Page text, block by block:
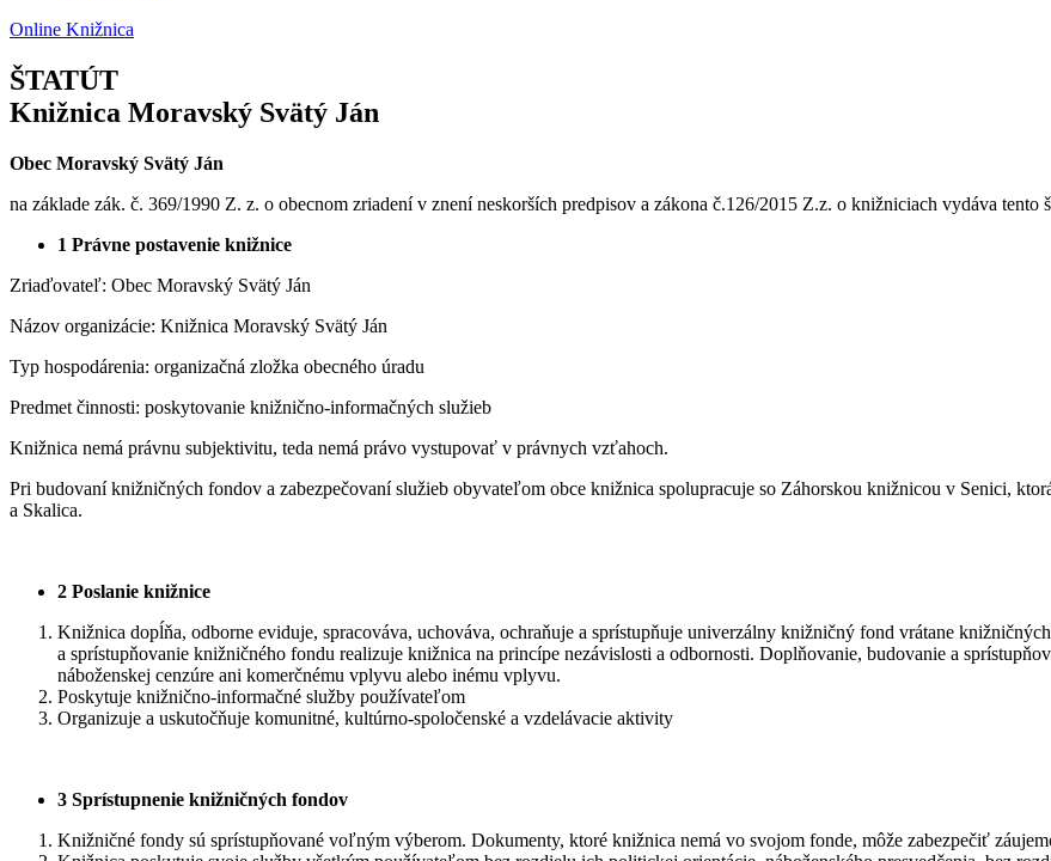
Online Knižnica
ŠTATÚT
Knižnica Moravský Svätý Ján
Obec Moravský Svätý Ján
na základe zák. č. 369/1990 Z. z. o obecnom zriadení v znení neskorších predpisov a zákona č.126/2015 Z.z. o knižniciach vydáva tento
1 Právne postavenie knižnice
Zriaďovateľ: Obec Moravský Svätý Ján
Názov organizácie: Knižnica Moravský Svätý Ján
Typ hospodárenia: organizačná zložka obecného úradu
Predmet činnosti: poskytovanie knižnično-informačných služieb
Knižnica nemá právnu subjektivitu, teda nemá právo vystupovať v právnych vzťahoch.
Pri budovaní knižničných fondov a zabezpečovaní služieb obyvateľom obce knižnica spolupracuje so Záhorskou knižnicou v Senici,
a Skalica.
2 Poslanie knižnice
Knižnica dopĺňa, odborne eviduje, spracováva, uchováva, ochraňuje a sprístupňuje univerzálny knižničný fond vrátane
a sprístupňovanie knižničného fondu realizuje knižnica na princípe nezávislosti a odbornosti. Doplňovanie, budovanie a
náboženskej cenzúre ani komerčnému vplyvu alebo inému vplyvu.
Poskytuje knižnično-informačné služby používateľom
Organizuje a uskutočňuje komunitné, kultúrno-spoločenské a vzdelávacie aktivity
3 Sprístupnenie knižničných fondov
Knižničné fondy sú sprístupňované voľným výberom. Dokumenty, ktoré knižnica nemá vo svojom fonde, môže zabezpečiť